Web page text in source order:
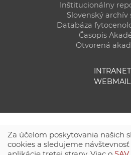
Inštitucionálny
Slovenský archív
Databáza
Časopis
Otvorená
INTRANET
WEBMAIL
Za účelom poskytovania našich
cookies a sledujeme